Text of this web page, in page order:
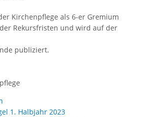
Kirchenpflege als 6-er Gremium
Rekursfristen und wird auf der
publiziert.
1. Halbjahr 2023